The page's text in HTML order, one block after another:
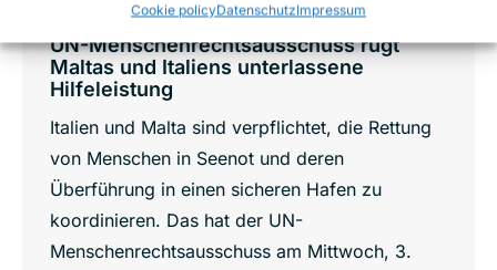
Cookie policyDatenschutzImpressum
UN-Menschenrechtsausschuss rügt
Maltas und Italiens unterlassene
Hilfeleistung
Italien und Malta sind verpflichtet, die Rettung
von Menschen in Seenot und deren
Überführung in einen sicheren Hafen zu
koordinieren. Das hat der UN-
Menschenrechtsausschuss am Mittwoch, 3.